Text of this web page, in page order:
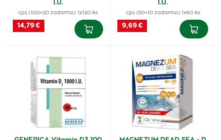
I.U.
cps (100+20 zadarmo) 1x120 ks
14,79 €
I.U.
cps (50+10 zadarmo) 1x60 ks
9,69 €